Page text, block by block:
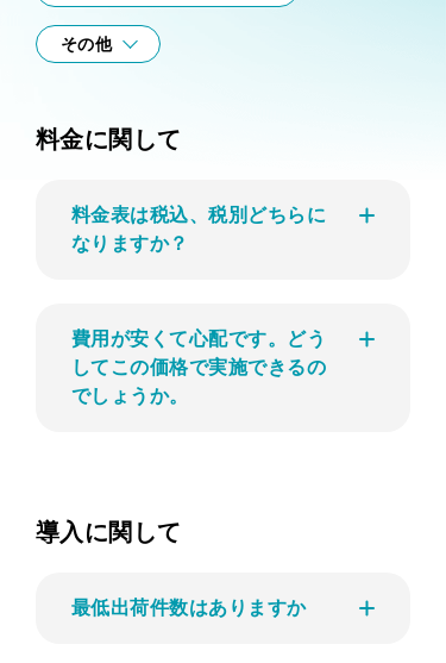
その他
料金に関して
料金表は税込、税別どちらに
なりますか？
費用が安くて心配です。どう
してこの価格で実施できるの
でしょうか。
導入に関して
最低出荷件数はありますか